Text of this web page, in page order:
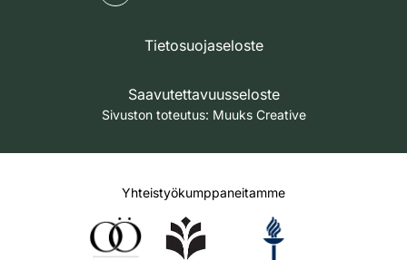
Tietosuojaseloste
Saavutettavuusseloste
Sivuston toteutus: Muuks Creative
Yhteistyökumppaneitamme